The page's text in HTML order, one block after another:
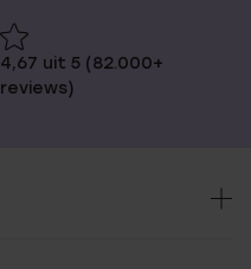
4,67 uit 5 (82.000+
reviews)